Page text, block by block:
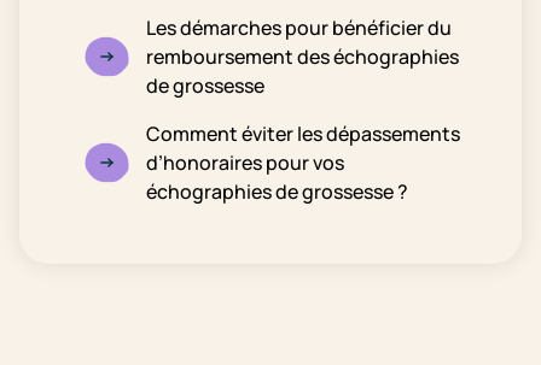
Les démarches pour bénéficier du
remboursement des échographies
de grossesse
Comment éviter les dépassements
d’honoraires pour vos
échographies de grossesse ?